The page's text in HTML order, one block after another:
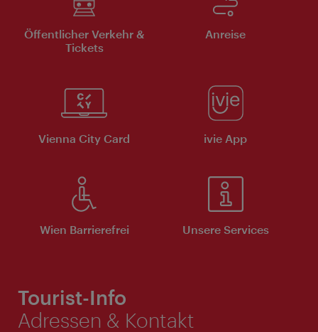
Öffentlicher Verkehr &
Tickets
Anreise
Vienna City Card ivie App
Wien Barrierefrei Unsere Services
Tourist-Info
Adressen & Kontakt